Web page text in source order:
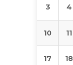
3 4
10 11
17 18